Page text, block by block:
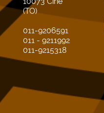
(TO)
011-9206591
011 - 9211992
011-9215318